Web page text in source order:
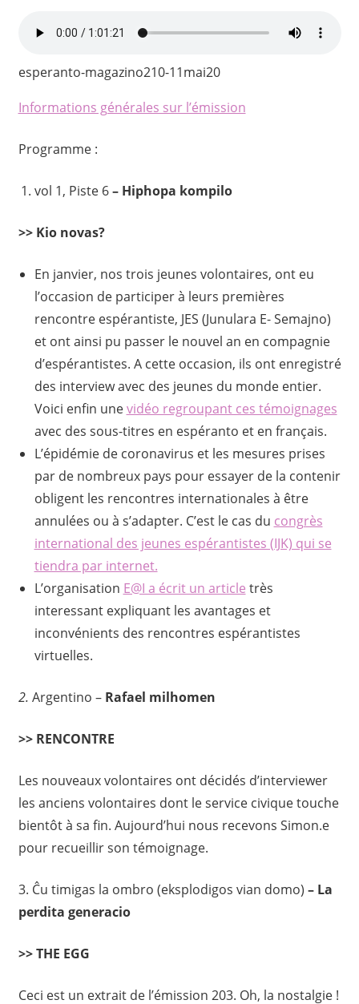
esperanto-magazino210-11mai20
Informations générales sur l’émission
Programme :
vol 1, Piste 6– Hiphopa kompilo
>> Kio novas?
En janvier, nos trois jeunes volontaires, ont eu
l’occasion de participer à leurs premières
rencontre espérantiste, JES (Junulara E- Semajno)
et ont ainsi pu passer le nouvel an en compagnie
d’espérantistes. A cette occasion, ils ont enregistré
des interview avec des jeunes du monde entier.
Voici enfin unevidéo regroupant ces témoignages
avec des sous-titres en espéranto et en français.
L’épidémie de coronavirus et les mesures prises
par de nombreux pays pour essayer de la contenir
obligent les rencontres internationales à être
annulées ou à s’adapter. C’est le cas du congrès
international des jeunes espérantistes (IJK) qui se
tiendra par internet.
L’organisation E@I a écrit un article très
interessant expliquant les avantages et
inconvénients des rencontres espérantistes
virtuelles.
2. Argentino – Rafael milhomen
>> RENCONTRE
Les nouveaux volontaires ont décidés d’interviewer
les anciens volontaires dont le service civique touche
bientôt à sa fin. Aujourd’hui nous recevons Simon.e
pour recueillir son témoignage.
3. Ĉu timigas la ombro (eksplodigos vian domo) – La
perdita generacio
>> THE EGG
Ceci est un extrait de l’émission 203. Oh, la nostalgie !